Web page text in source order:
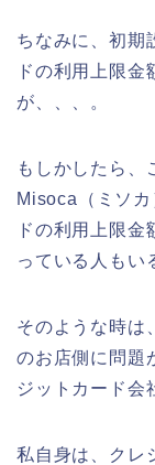
ちなみに、初期
ドの利用上限金
が、、、。
もしかしたら、
Misoca（ミソ
ドの利用上限金
っている人もい
そのような時は
のお店側に問題
ジットカード会
私自身は、クレ